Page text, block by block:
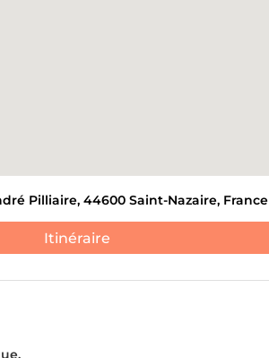
Pilliaire, 44600 Saint-Nazaire, France
Itinéraire